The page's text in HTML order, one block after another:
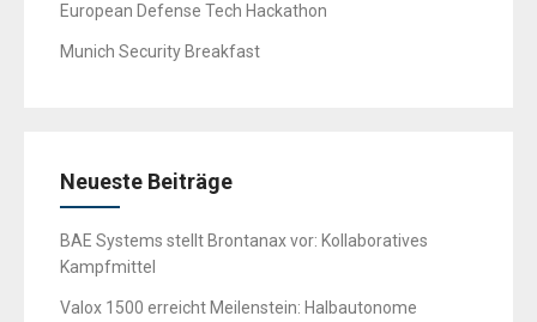
European Defense Tech Hackathon
Munich Security Breakfast
Neueste Beiträge
BAE Systems stellt Brontanax vor: Kollaboratives
Kampfmittel
Valox 1500 erreicht Meilenstein: Halbautonome